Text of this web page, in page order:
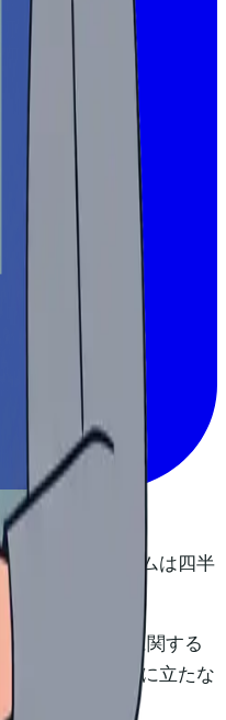
ほとんどのチームは四半
Sales Velocityに関する
。正しくて、役に立たな